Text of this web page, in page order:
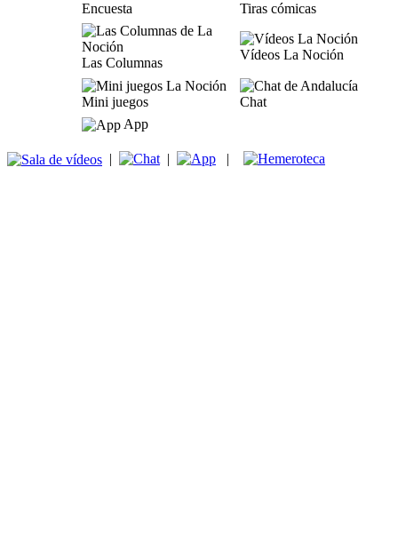
Encuesta Tiras cómicas
Las Columnas
Vídeos La Noción
Mini juegos
Chat
App
| | |